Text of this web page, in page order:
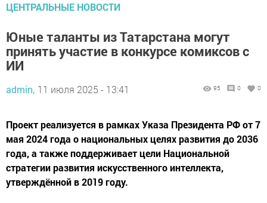
ЦЕНТРАЛЬНЫЕ НОВОСТИ
Юные таланты из Татарстана могут
принять участие в конкурсе комиксов с
ИИ
admin, 11 июля 2025 - 13:41 95 0 0
Проект реализуется в рамках Указа Президента РФ от 7
мая 2024 года о национальных целях развития до 2036
года, а также поддерживает цели Национальной
стратегии развития искусственного интеллекта,
утверждённой в 2019 году.